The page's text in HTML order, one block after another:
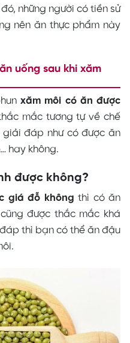
những người có tiền sử
nên ăn thực phẩm này
uống sau khi xăm
xăm môi có ăn được
mắc tương tự về chế
đáp như có được ăn
hay không.
được không?
giá đỗ không thì có ăn
được thắc mắc khá
thì bạn có thể ăn đậu